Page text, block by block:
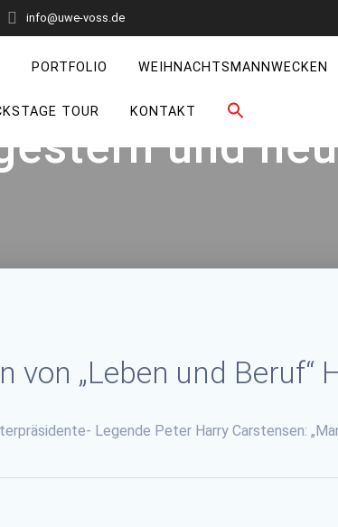
info@uwe-voss.de
PORTFOLIO WEIHNACHTSMANNWECKEN
TOUR KONTAKT
und
von „Leben und Beruf“
Legende Peter Harry Carstensen: